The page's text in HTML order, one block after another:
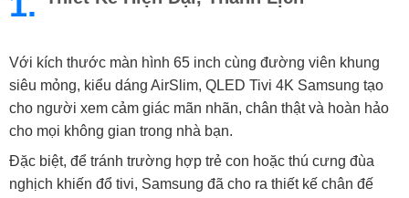
Với kích thước màn hình 65 inch cùng đường viên khung
siêu mỏng, kiểu dáng AirSlim, QLED Tivi 4K Samsung tạo
cho người xem cảm giác mãn nhãn, chân thật và hoàn hảo
cho mọi không gian trong nhà bạn.
Đặc biệt, để tránh trường hợp trẻ con hoặc thú cưng đùa
nghịch khiến đổ tivi, Samsung đã cho ra thiết kế chân đế